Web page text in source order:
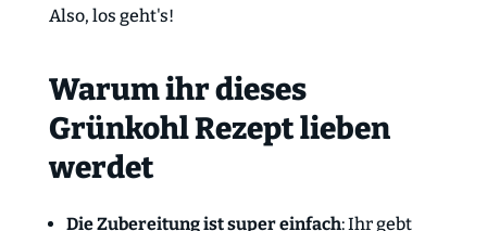
Also, los geht's!
Warum ihr dieses
Grünkohl Rezept lieben
werdet
Die Zubereitung ist super einfach: Ihr gebt